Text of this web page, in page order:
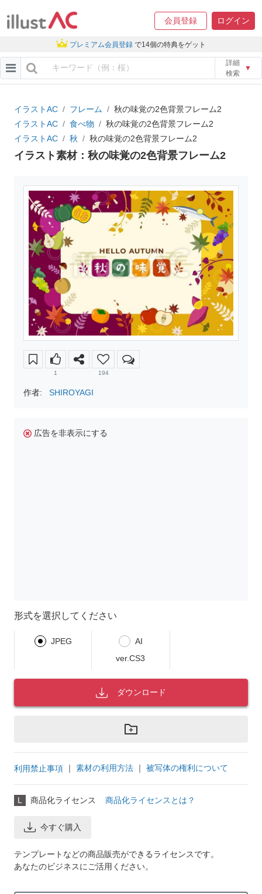
会員登録 ログイン
プレミアム会員登録 で14個の特典をゲット
詳細
検索
▼
イラストAC フレーム
秋の味覚の2色背景フレーム2
イラストAC
食べ物
秋の味覚の2色背景フレーム2
イラストAC
秋 秋の味覚の2色背景フレーム2
イラスト素材：秋の味覚の2色背景フレーム2
1 194
作者: SHIROYAGI
広告を非表示にする
形式を選択してください
JPEG
AI
ver.CS3
ダウンロード
利用禁止事項 ｜ 素材の利用方法 ｜ 被写体の権利について
L 商品化ライセンス 商品化ライセンスとは？
今すぐ購入
テンプレートなどの商品販売ができるライセンスです。
あなたのビジネスにご活用ください。